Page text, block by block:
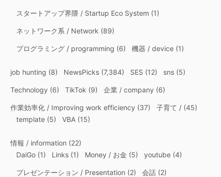
スタートアップ界隈 / Startup Eco System (1)
ネットワーク系 / Network (89)
プログラミング / programming (6) 機器 / device(1)
job hunting (8) NewsPicks(7,384) SES (12) sns(5)
Technology (6) TikTok (9) 企業 / company (6)
作業効率化 / Improving work efficiency (37)
template(5) VBA(15)
子育て /(45)
情報 / information (22)
DaiGo(1) Links(1) Money / お金 (5) youtube(4)
プレゼンテーション / Presentation (2) 会話(2)